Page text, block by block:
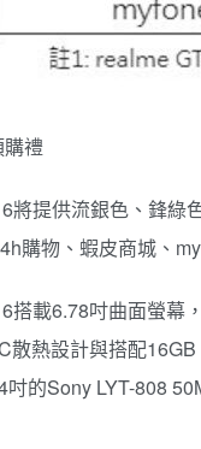
禮
將提供流銀色、鋒綠
購物、蝦皮商城、
搭載6.78吋曲面螢幕
散熱設計與搭配
吋的Sony LYT-808